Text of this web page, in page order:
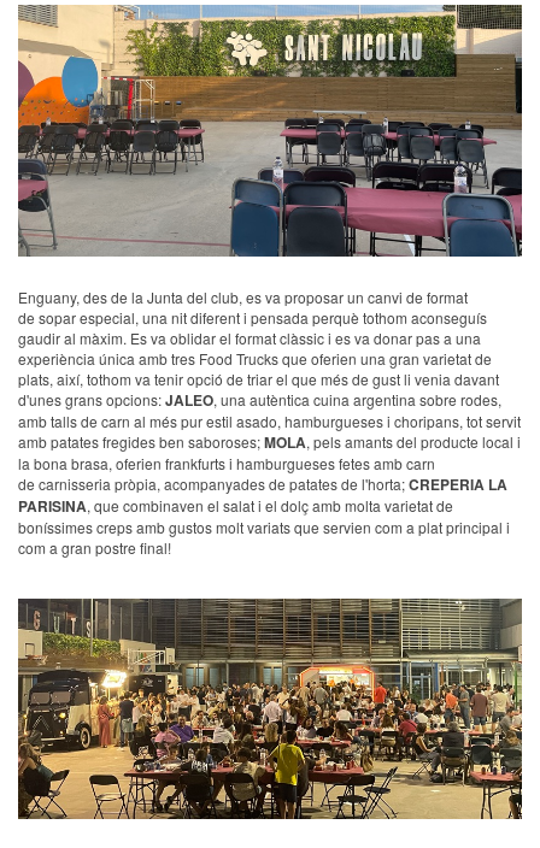
Enguany, des de la Junta del club, es va proposar un canvi de format
de sopar especial, una nit diferent i pensada perquè tothom aconseguís
gaudir al màxim. Es va oblidar el format clàssic i es va donar pas a una
experiència única amb tres Food Trucks que oferien una gran varietat de
plats, així, tothom va tenir opció de triar el que més de gust li venia davant
d'unes grans opcions:JALEO, una autèntica cuina argentina sobre rodes,
amb talls de carn al més pur estil asado, hamburgueses i choripans, tot servit
amb patates fregides ben saboroses;MOLA, pels amants del producte local i
la bona brasa, oferien frankfurts i hamburgueses fetes amb carn
de carnisseria pròpia, acompanyades de patates de l'horta;CREPERIA LA
PARISINA, que combinaven el salat i el dolç amb molta varietat de
boníssimes creps amb gustos molt variats que servien com a plat principal i
com a gran postre final!